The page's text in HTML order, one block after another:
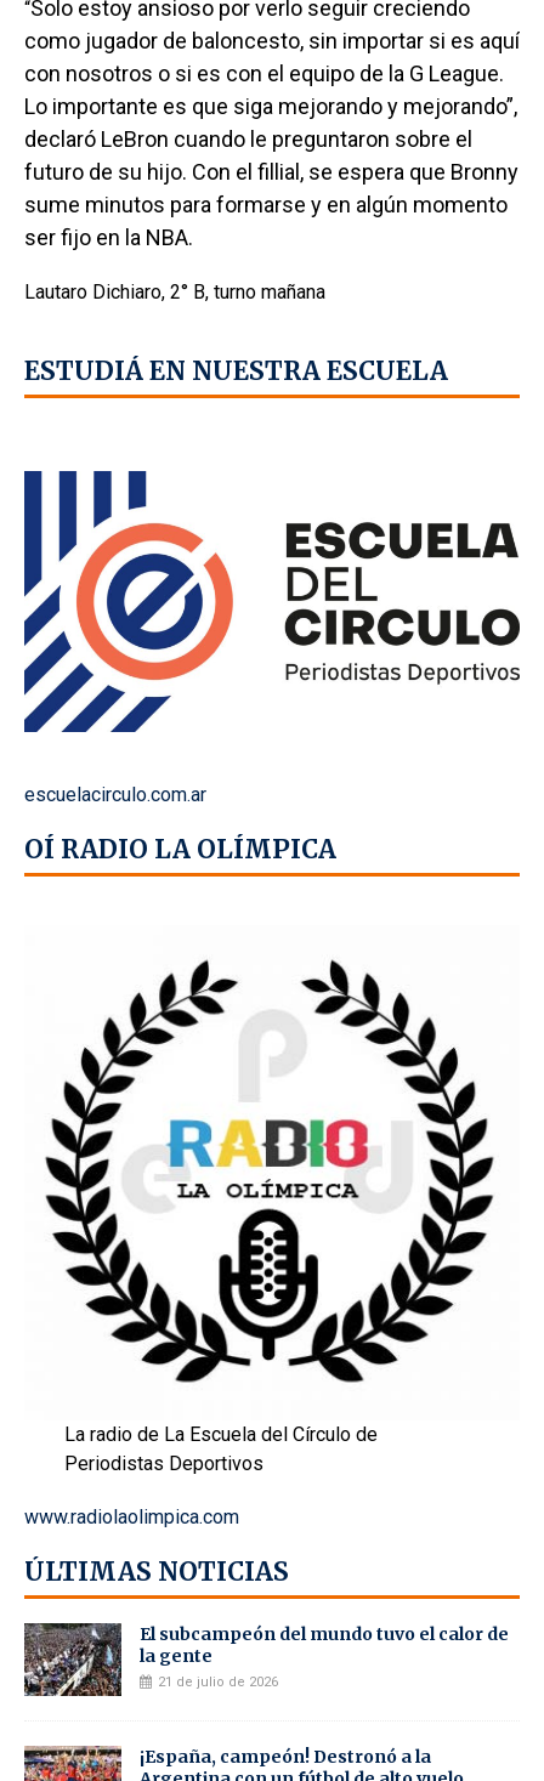
“Solo estoy ansioso por verlo seguir creciendo
como jugador de baloncesto, sin importar si es aquí
con nosotros o si es con el equipo de la G League.
Lo importante es que siga mejorando y mejorando”,
declaró LeBron cuando le preguntaron sobre el
futuro de su hijo. Con el fillial, se espera que Bronny
sume minutos para formarse y en algún momento
ser fijo en la NBA.
Lautaro Dichiaro, 2° B, turno mañana
ESTUDIÁ EN NUESTRA ESCUELA
escuelacirculo.com.ar
OÍ RADIO LA OLÍMPICA
La radio de La Escuela del Círculo de
Periodistas Deportivos
www.radiolaolimpica.com
ÚLTIMAS NOTICIAS
El subcampeón del mundo tuvo el calor de
la gente
21 de julio de 2026
¡España, campeón! Destronó a la